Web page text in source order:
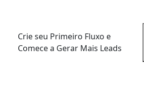
Crie seu Primeiro Fluxo e
Comece a Gerar Mais Leads